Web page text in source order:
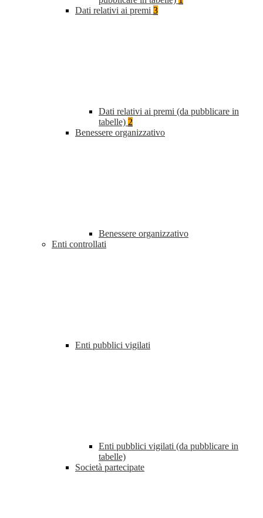
Dati relativi ai premi 3
Dati relativi ai premi (da pubblicare in
tabelle) 2
Benessere organizzativo
Benessere organizzativo
Enti controllati
Enti pubblici vigilati
Enti pubblici vigilati (da pubblicare in
tabelle)
Società partecipate